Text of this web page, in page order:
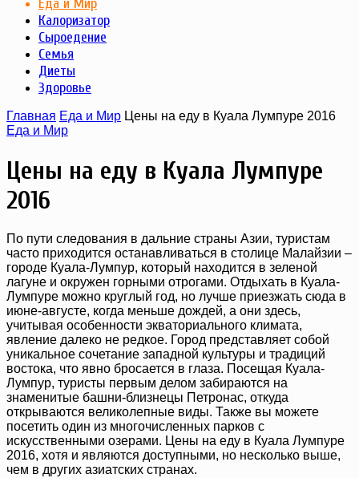
Еда и Мир
Калоризатор
Сыроедение
Семья
Диеты
Здоровье
Главная Еда и Мир Цены на еду в Куала Лумпуре 2016
Еда и Мир
Цены на еду в Куала Лумпуре
2016
По пути следования в дальние страны Азии, туристам
часто приходится останавливаться в столице Малайзии –
городе Куала-Лумпур, который находится в зеленой
лагуне и окружен горными отрогами. Отдыхать в Куала-
Лумпуре можно круглый год, но лучше приезжать сюда в
июне-августе, когда меньше дождей, а они здесь,
учитывая особенности экваториального климата,
явление далеко не редкое. Город представляет собой
уникальное сочетание западной культуры и традиций
востока, что явно бросается в глаза. Посещая Куала-
Лумпур, туристы первым делом забираются на
знаменитые башни-близнецы Петронас, откуда
открываются великолепные виды. Также вы можете
посетить один из многочисленных парков с
искусственными озерами. Цены на еду в Куала Лумпуре
2016, хотя и являются доступными, но несколько выше,
чем в других азиатских странах.